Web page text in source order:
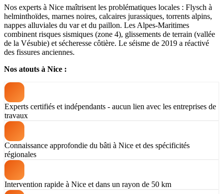
Nos experts à Nice maîtrisent les problématiques locales : Flysch à
helminthoïdes, marnes noires, calcaires jurassiques, torrents alpins,
nappes alluviales du var et du paillon. Les Alpes-Maritimes
combinent risques sismiques (zone 4), glissements de terrain (vallée
de la Vésubie) et sécheresse côtière. Le séisme de 2019 a réactivé
des fissures anciennes.
Nos atouts à Nice :
Experts certifiés et indépendants - aucun lien avec les entreprises de
travaux
Connaissance approfondie du bâti à Nice et des spécificités
régionales
Intervention rapide à Nice et dans un rayon de 50 km